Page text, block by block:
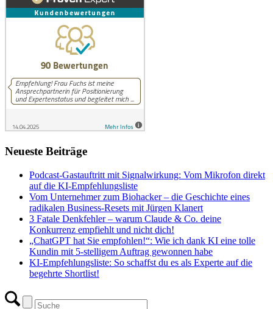
Neueste Beiträge
Podcast-Gastauftritt mit Signalwirkung: Vom Mikrofon direkt
auf die KI-Empfehlungsliste
Vom Unternehmer zum Biohacker – die Geschichte eines
radikalen Business-Resets mit Jürgen Klanert
3 Fatale Denkfehler – warum Claude & Co. deine
Konkurrenz empfiehlt und nicht dich!
„ChatGPT hat Sie empfohlen!“: Wie ich dank KI eine tolle
Kundin mit 5-stelligem Auftrag gewonnen habe
KI-Empfehlungsliste: So schaffst du es als Experte auf die
begehrte Shortlist!